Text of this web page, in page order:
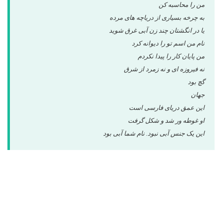
من را محاسبه کن
به چرخه بسیاری از دریاچه های مرده
یا در انگشتان چند زن آبی غرق شوید
نام من اسم تو را دیوانه کرد
من پایان کار را پیدا نکردم
نه فیروزه ای و نه زمرد از شرق
گچ بود
جهان
این عمق دریای فارسی است
او غوطه ور شد و شکل گرفت
این یک جنس آبی نبود. نام شما آبی بود